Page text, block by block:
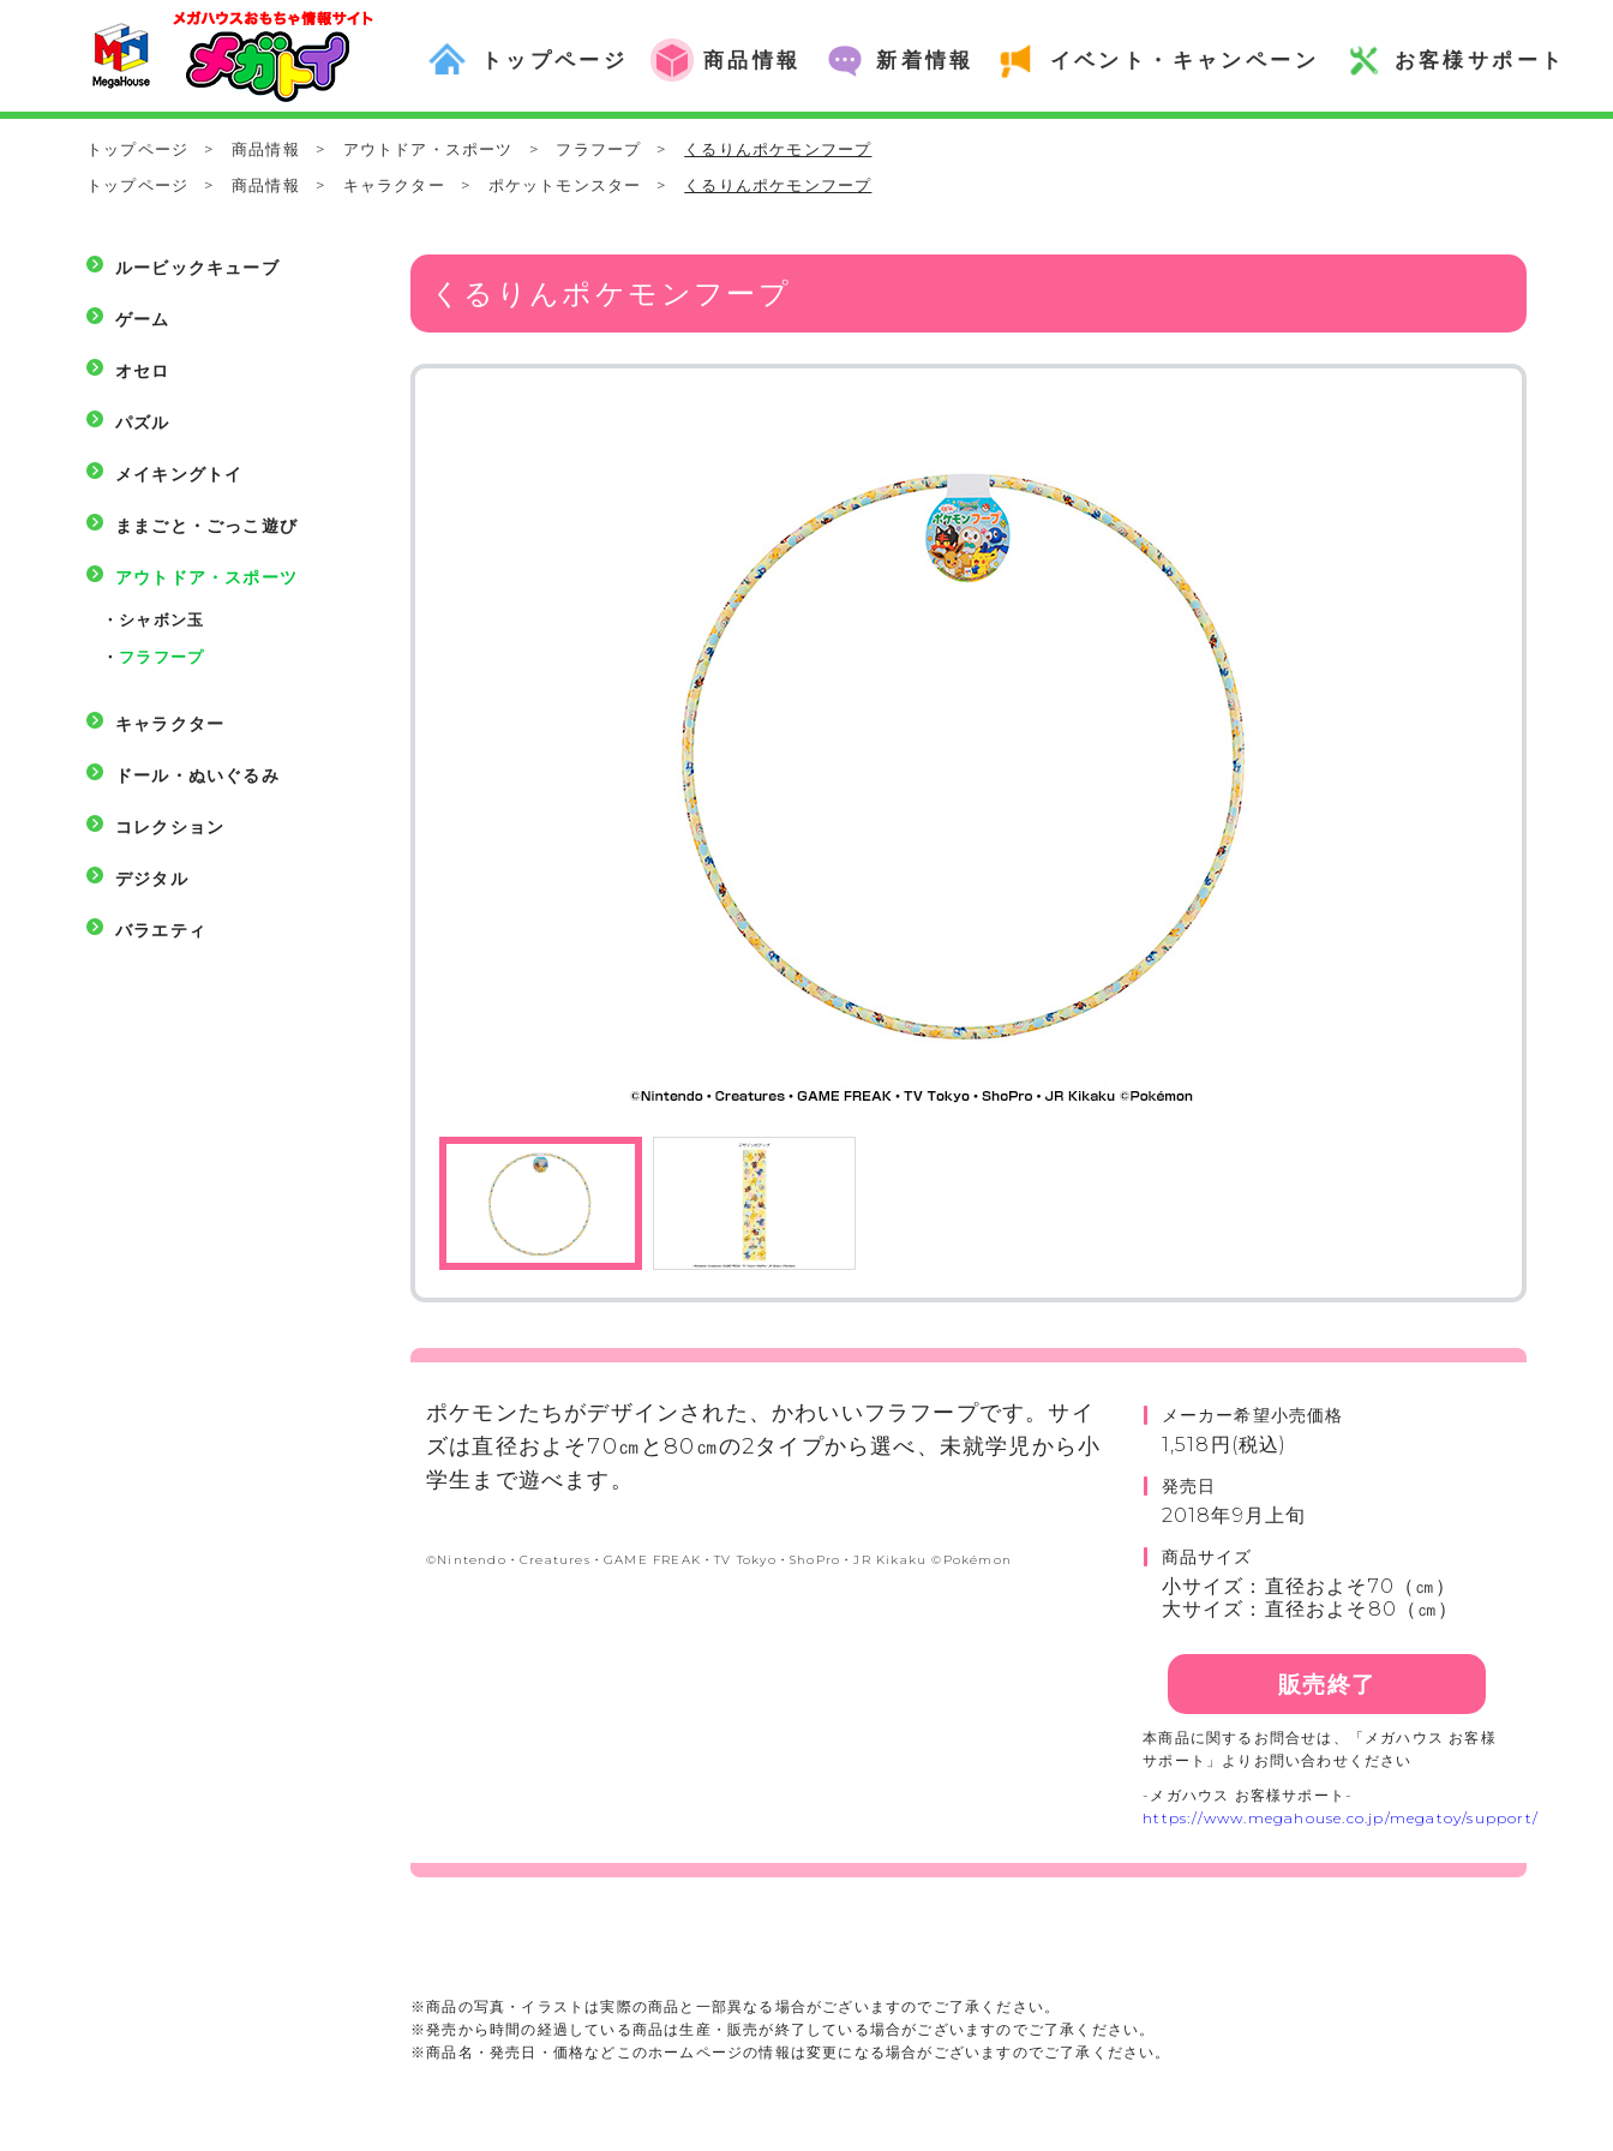
トップページ 商品情報 新着情報 イベント・キャンペーン お客様サポート
トップページ > 商品情報 > アウトドア・スポーツ > フラフープ >
くるりんポケモンフープ
トップページ
> 商品情報 > キャラクター > ポケットモンスター > くるりんポケモンフープ
ルービックキューブ
ゲーム
オセロ
パズル
メイキングトイ
ままごと・ごっこ遊び
アウトドア・スポーツ
・ シャボン玉
・ フラフープ
キャラクター
ドール・ぬいぐるみ
コレクション
デジタル
バラエティ
くるりんポケモンフープ
ポケモンたちがデザインされた、かわいいフラフープです。サイ
ズは直径およそ70㎝と80㎝の2タイプから選べ、未就学児から小
学生まで遊べます。
©Nintendo・Creatures・GAME FREAK・TV Tokyo・ShoPro・JR Kikaku ©Pokémon
メーカー希望小売価格
1,518円(税込)
発売日
2018年9月上旬
商品サイズ
小サイズ：直径およそ70（㎝）
大サイズ：直径およそ80（㎝）
販売終了
本商品に関するお問合せは、「メガハウス お客様
サポート」よりお問い合わせください
-メガハウス お客様サポート-
https://www.megahouse.co.jp/megatoy/support/
※商品の写真・イラストは実際の商品と一部異なる場合がございますのでご了承ください。
※発売から時間の経過している商品は生産・販売が終了している場合がございますのでご了承ください。
※商品名・発売日・価格などこのホームページの情報は変更になる場合がございますのでご了承ください。